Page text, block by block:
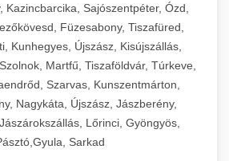
Kazincbarcika, Sajószentpéter, Ózd,
Füzesabony, Tiszafüred,
Kunhegyes, Újszász, Kisújszállás,
Martfű, Tiszaföldvár, Túrkeve,
Szarvas, Kunszentmárton,
Nagykáta, Újszász, Jászberény,
Lőrinci, Gyöngyös,
Sarkad